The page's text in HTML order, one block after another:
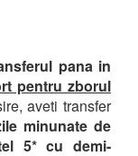
pana in
pentru zborul
aveti transfer
minunate de
5* cu demi-